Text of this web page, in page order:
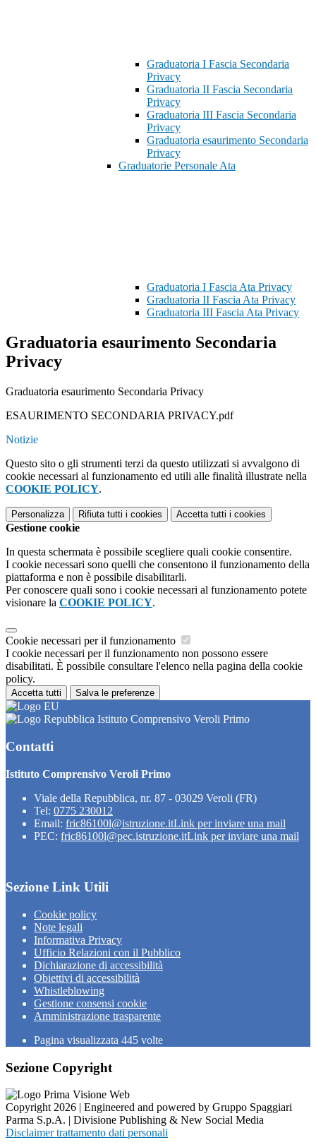
Graduatoria I Fascia Secondaria
Privacy
Graduatoria II Fascia Secondaria
Privacy
Graduatoria III Fascia Secondaria
Privacy
Graduatoria esaurimento Secondaria
Privacy
Graduatorie Personale Ata
Graduatoria I Fascia Ata Privacy
Graduatoria II Fascia Ata Privacy
Graduatoria III Fascia Ata Privacy
Graduatoria esaurimento Secondaria
Privacy
Graduatoria esaurimento Secondaria Privacy
ESAURIMENTO SECONDARIA PRIVACY.pdf
Notizie
Questo sito o gli strumenti terzi da questo utilizzati si avvalgono di
cookie necessari al funzionamento ed utili alle finalità illustrate nella
COOKIE POLICY.
Personalizza Rifiuta tutti i cookies Accetta tutti i cookies
Gestione cookie
In questa schermata è possibile scegliere quali cookie consentire.
I cookie necessari sono quelli che consentono il funzionamento della
piattaforma e non è possibile disabilitarli.
Per conoscere quali sono i cookie necessari al funzionamento potete
visionare la COOKIE POLICY.
Cookie necessari per il funzionamento
I cookie necessari per il funzionamento non possono essere
disabilitati. È possibile consultare l'elenco nella pagina della cookie
policy.
Accetta tutti Salva le preferenze
Istituto Comprensivo Veroli Primo
Contatti
Istituto Comprensivo Veroli Primo
Viale della Repubblica, nr. 87 - 03029 Veroli (FR)
Tel: 0775 230012
Email: fric86100l@istruzione.itLink per inviare una mail
PEC: fric86100l@pec.istruzione.itLink per inviare una mail
Sezione Link Utili
Cookie policy
Note legali
Informativa Privacy
Ufficio Relazioni con il Pubblico
Dichiarazione di accessibilità
Obiettivi di accessibilità
Whistleblowing
Gestione consensi cookie
Amministrazione trasparente
Pagina visualizzata 445 volte
Sezione Copyright
Copyright 2026 | Engineered and powered by Gruppo Spaggiari
Parma S.p.A. | Divisione Publishing & New Social Media
Disclaimer trattamento dati personali